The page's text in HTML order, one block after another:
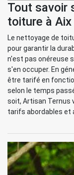
Tout savoir
toiture à
Le nettoyage de
pour garantir la
n'est pas onéreuse
s'en occuper. En
être tarifé en
selon le temps
soit, Artisan Ternus
tarifs abordables et